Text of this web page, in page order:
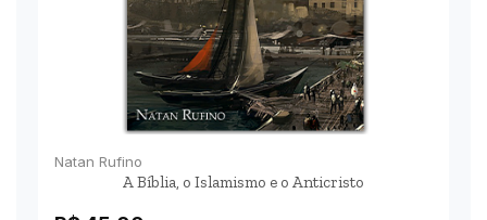
Natan Rufino
A Bíblia, o Islamismo e o Anticristo